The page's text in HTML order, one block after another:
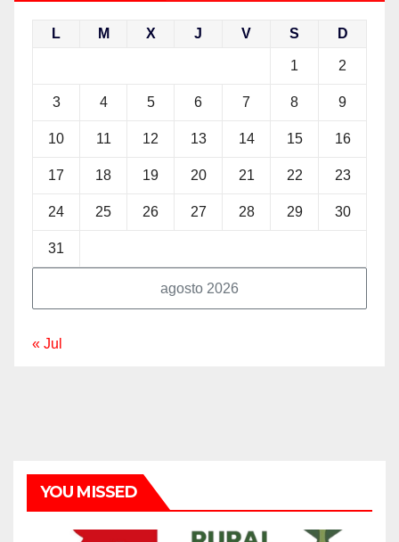
agosto 2026
L M X J V S D
1 2
3 4 5 6 7 8 9
10 11 12 13 14 15 16
17 18 19 20 21 22 23
24 25 26 27 28 29 30
31
« Jul
YOU MISSED